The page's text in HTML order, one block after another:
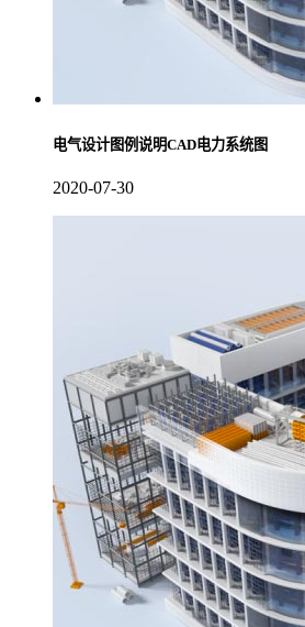
电气设计图例说明CAD电力系统图
2020-07-30